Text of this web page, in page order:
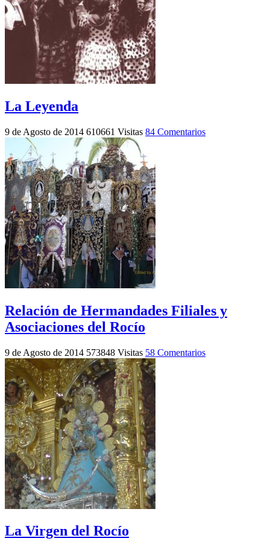
La Leyenda
9 de Agosto de 2014 610661 Visitas 84 Comentarios
Relación de Hermandades Filiales y
Asociaciones del Rocío
9 de Agosto de 2014 573848 Visitas 58 Comentarios
La Virgen del Rocío